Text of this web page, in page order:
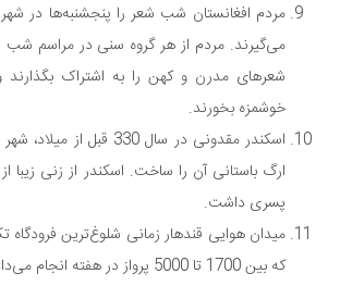
مردم افغانستان شب شعر را پنجشنبه‌ها در
می‌گیرند. مردم از هر گروه سنی در مراسم
شعرهای مدرن و کهن را به اشتراک
خوشمزه بخورند.
اسکندر مقدونی در سال 330
ارگ باستانی آن را ساخت. اسکندر از زنی زیبا
پسری داشت.
میدان هوایی قندهار زمانی شلوغ‌ترین فرودگاه
که بین 1700 تا 5000 پرواز در هفته انجام می‌داد.